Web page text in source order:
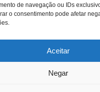
de navegação ou IDs
o consentimento pode afetar
Aceitar
Negar